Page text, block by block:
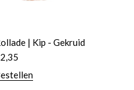
| Kip - Gekruid
2,35